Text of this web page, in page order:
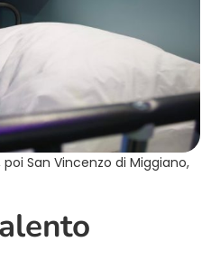
San Vincenzo di Miggiano,